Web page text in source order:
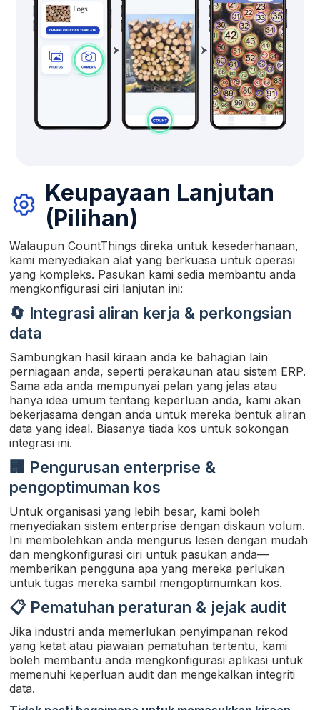
Keupayaan Lanjutan
(Pilihan)
Walaupun CountThings direka untuk kesederhanaan,
kami menyediakan alat yang berkuasa untuk operasi
yang kompleks. Pasukan kami sedia membantu anda
mengkonfigurasi ciri lanjutan ini:
🔄 Integrasi aliran kerja & perkongsian
data
Sambungkan hasil kiraan anda ke bahagian lain
perniagaan anda, seperti perakaunan atau sistem ERP.
Sama ada anda mempunyai pelan yang jelas atau
hanya idea umum tentang keperluan anda, kami akan
bekerjasama dengan anda untuk mereka bentuk aliran
data yang ideal. Biasanya tiada kos untuk sokongan
integrasi ini.
🏢 Pengurusan enterprise &
pengoptimuman kos
Untuk organisasi yang lebih besar, kami boleh
menyediakan sistem enterprise dengan diskaun volum.
Ini membolehkan anda mengurus lesen dengan mudah
dan mengkonfigurasi ciri untuk pasukan anda—
memberikan pengguna apa yang mereka perlukan
untuk tugas mereka sambil mengoptimumkan kos.
📋 Pematuhan peraturan & jejak audit
Jika industri anda memerlukan penyimpanan rekod
yang ketat atau piawaian pematuhan tertentu, kami
boleh membantu anda mengkonfigurasi aplikasi untuk
memenuhi keperluan audit dan mengekalkan integriti
data.